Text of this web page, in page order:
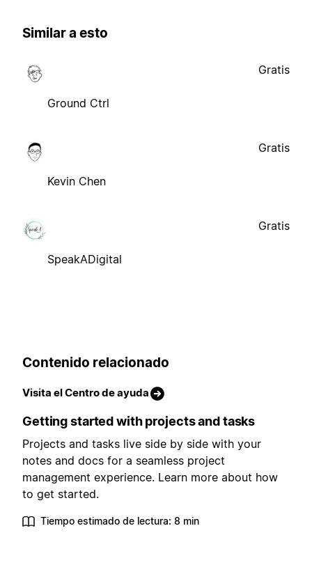
Similar a esto
Ground Ctrl
Gratis
Kevin Chen
Gratis
SpeakADigital
Gratis
Contenido relacionado
Visita el Centro de ayuda
Getting started with projects and tasks
Projects and tasks live side by side with your
notes and docs for a seamless project
management experience. Learn more about how
to get started.
Tiempo estimado de lectura: 8 min